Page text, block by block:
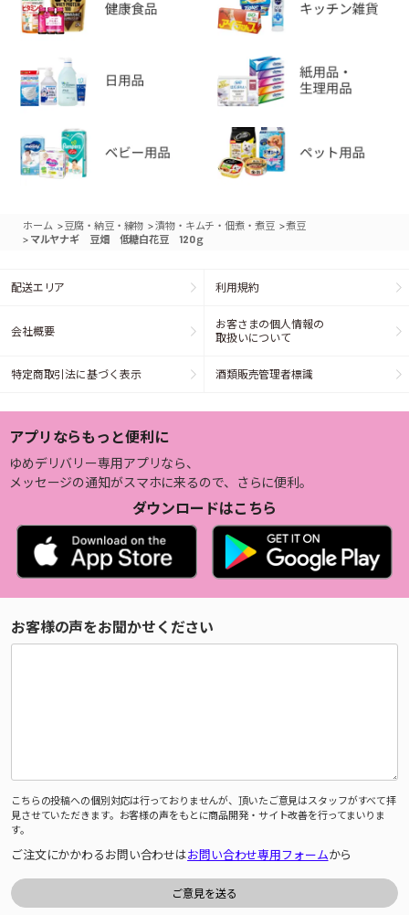
ホーム >豆腐・納豆・練物 >漬物・キムチ・佃煮・煮豆 >煮豆
> マルヤナギ 豆畑 低糖白花豆 120ｇ
配送エリア 利用規約
会社概要
お客さまの個人情報の
取扱いについて
特定商取引法に基づく表示 酒類販売管理者標識
アプリならもっと便利に
ゆめデリバリー専用アプリなら、
メッセージの通知がスマホに来るので、さらに便利。
ダウンロードはこちら
お客様の声をお聞かせください
こちらの投稿への個別対応は行っておりませんが、頂いたご意見はスタッフがすべて拝
見させていただきます。お客様の声をもとに商品開発・サイト改善を行ってまいりま
す。
ご注文にかかわるお問い合わせはお問い合わせ専用フォームから